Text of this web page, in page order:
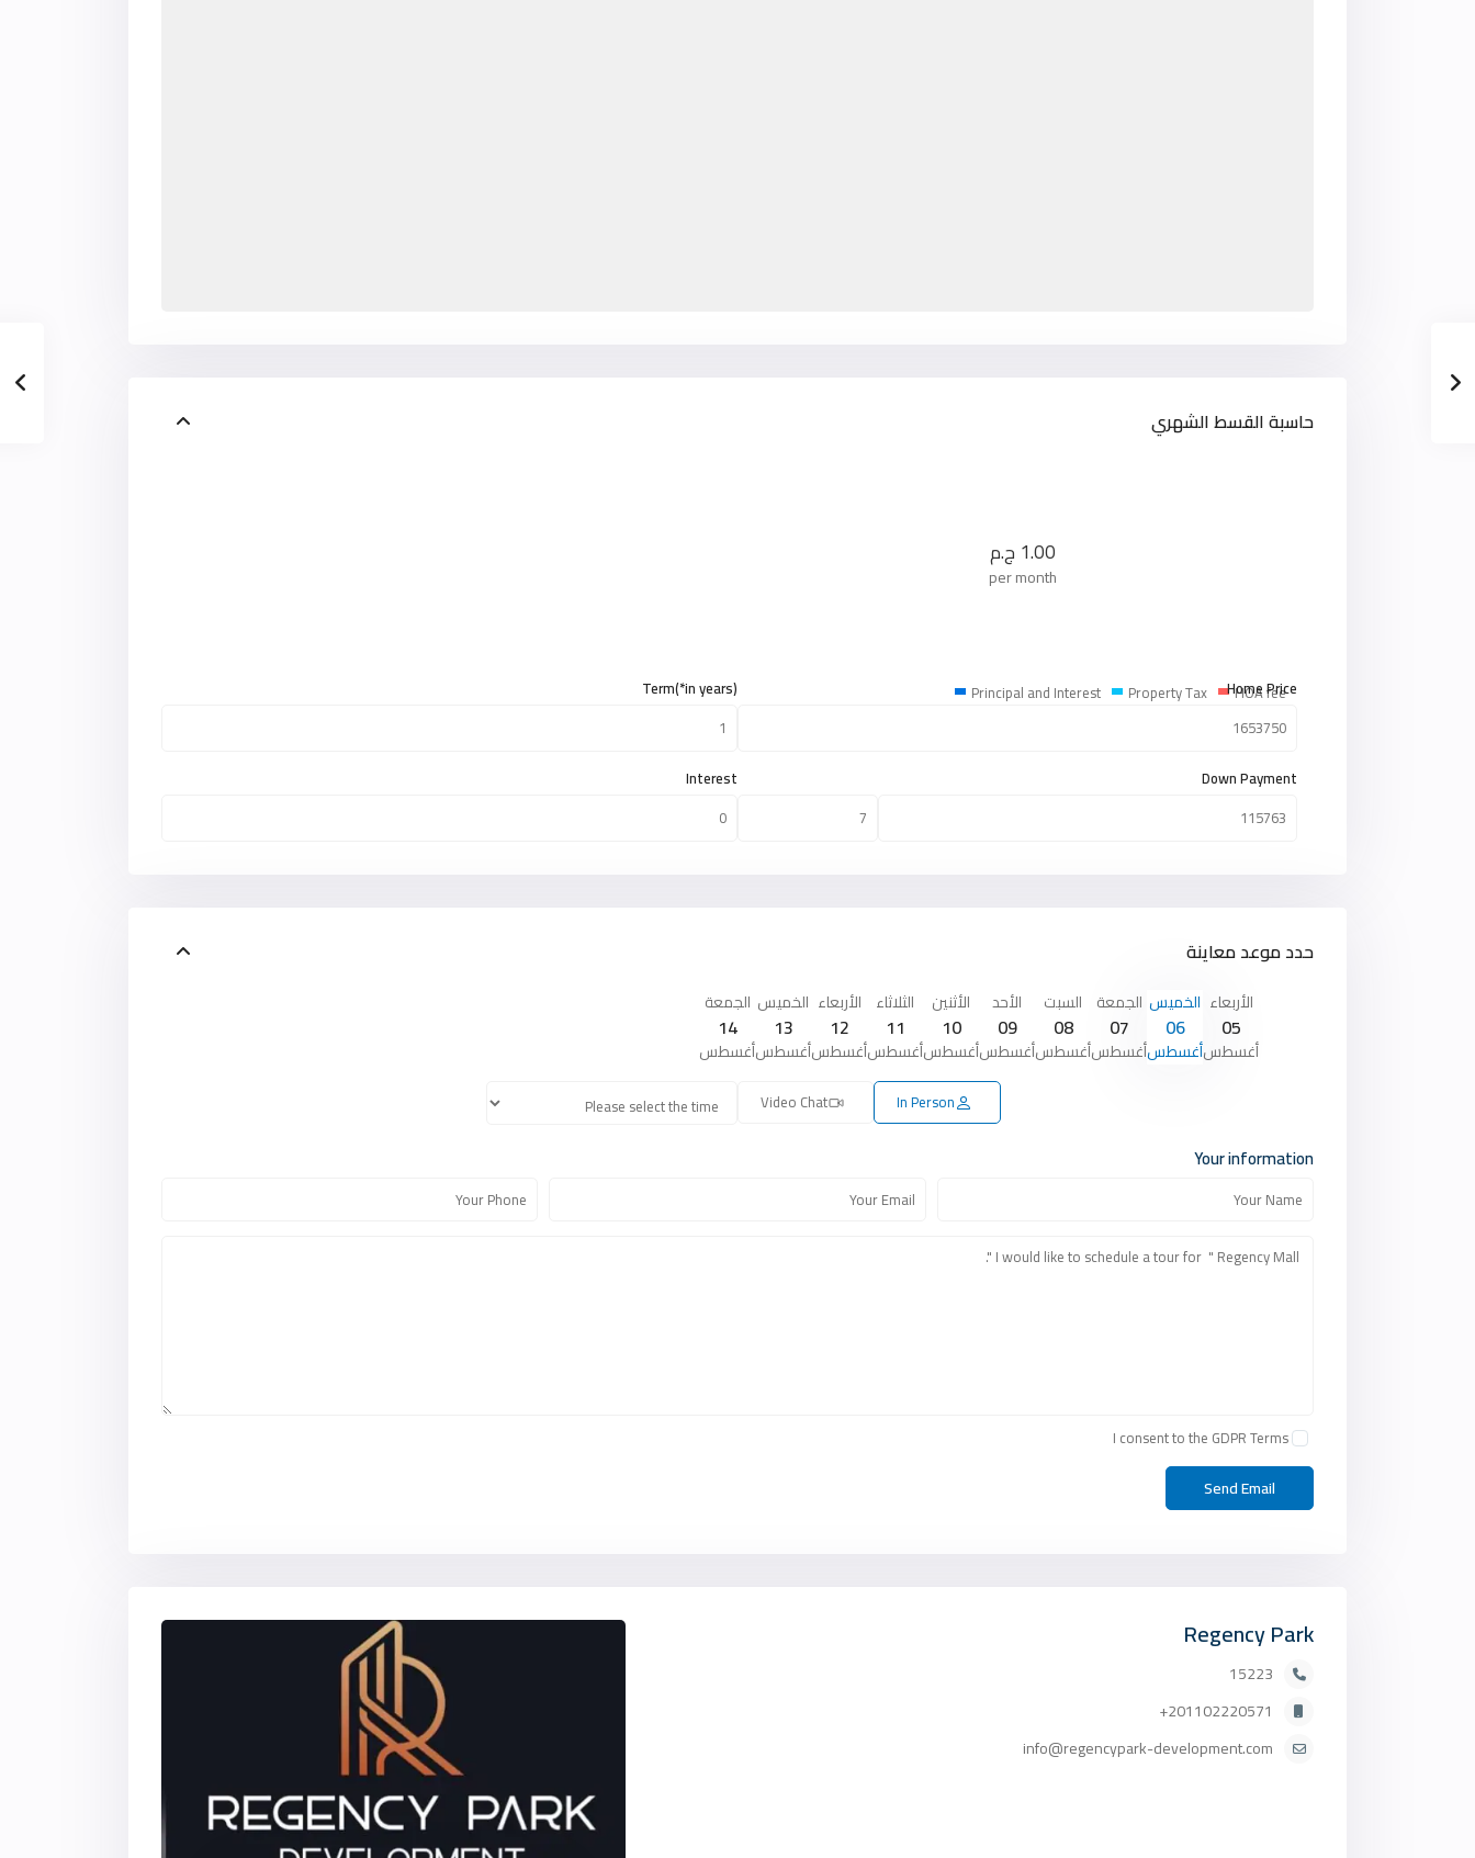
حاسبة القسط الشهري
1.00 ج.م
per month
Principal and Interest Property Tax HOA fee
Home Price
Down Payment
Term(*in years)
Interest
حدد موعد معاينة
الأربعاء
05
أغسطس
الخميس
06
أغسطس
الجمعة
07
أغسطس
السبت
08
أغسطس
الأحد
09
أغسطس
الأثنين
10
أغسطس
الثلاثاء
11
أغسطس
الأربعاء
12
أغسطس
الخميس
13
أغسطس
الجمعة
14
أغسطس
In Person
Video Chat
Your information
I consent to the GDPR Terms
Regency Park
15223
201102220571+
info@regencypark-development.com